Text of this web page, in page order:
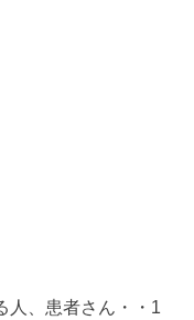
人、患者さん・・1